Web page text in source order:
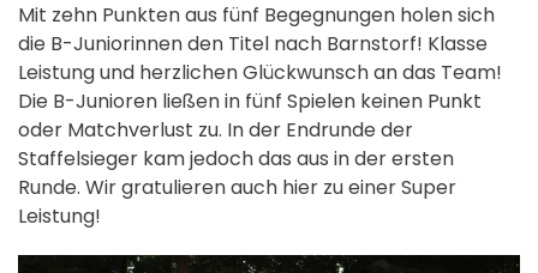
Mit zehn Punkten aus fünf Begegnungen holen sich
die B-Juniorinnen den Titel nach Barnstorf! Klasse
Leistung und herzlichen Glückwunsch an das Team!
Die B-Junioren ließen in fünf Spielen keinen Punkt
oder Matchverlust zu. In der Endrunde der
Staffelsieger kam jedoch das aus in der ersten
Runde. Wir gratulieren auch hier zu einer Super
Leistung!